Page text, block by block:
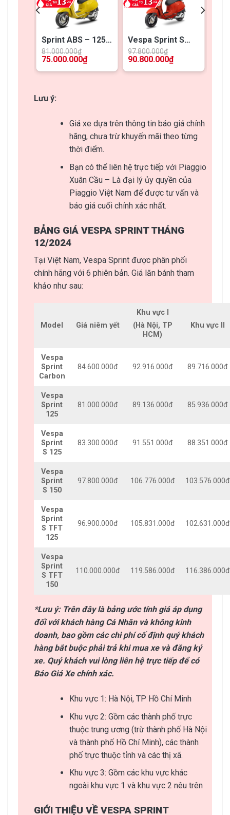
Sprint ABS – 125
iGET (COC 2024)
81.000.000₫
75.000.000₫
Vespa Sprint S
150 (COC 2024)
97.800.000₫
90.800.000₫
Lưu ý:
Giá xe dựa trên thông tin báo giá chính
hãng, chưa trừ khuyến mãi theo từng
thời điểm.
Bạn có thể liên hệ trực tiếp với Piaggio
Xuân Cầu – Là đại lý ủy quyền của
Piaggio Việt Nam để được tư vấn và
báo giá cuối chính xác nhất.
BẢNG GIÁ VESPA SPRINT THÁNG
12/2024
Tại Việt Nam, Vespa Sprint được phân phối
chính hãng với 6 phiên bản. Giá lăn bánh tham
khảo như sau:
Model Giá niêm yết
Khu vực I
(Hà Nội, TP
HCM)
Khu vực II
Vespa
Sprint
Carbon
84.600.000đ 92.916.000đ 89.716.000đ
Vespa
Sprint
125
81.000.000đ 89.136.000đ 85.936.000đ
Vespa
Sprint
S 125
83.300.000đ 91.551.000đ 88.351.000đ
Vespa
Sprint
S 150
97.800.000đ 106.776.000đ 103.576.000đ
Vespa
Sprint
S TFT
125
96.900.000đ 105.831.000đ 102.631.000đ
Vespa
Sprint
S TFT
150
110.000.000đ 119.586.000đ 116.386.000đ
*Lưu ý: Trên đây là bảng ước tính giá áp dụng
đối với khách hàng Cá Nhân và không kinh
doanh, bao gồm các chi phí cố định quý khách
hàng bắt buộc phải trả khi mua xe và đăng ký
xe. Quý khách vui lòng liên hệ trực tiếp để có
Báo Giá Xe chính xác.
Khu vực 1: Hà Nội, TP Hồ Chí Minh
Khu vực 2: Gồm các thành phố trực
thuộc trung ương (trừ thành phố Hà Nội
và thành phố Hồ Chí Minh), các thành
phố trực thuộc tỉnh và các thị xã.
Khu vực 3: Gồm các khu vực khác
ngoài khu vực 1 và khu vực 2 nêu trên
GIỚI THIỆU VỀ VESPA SPRINT